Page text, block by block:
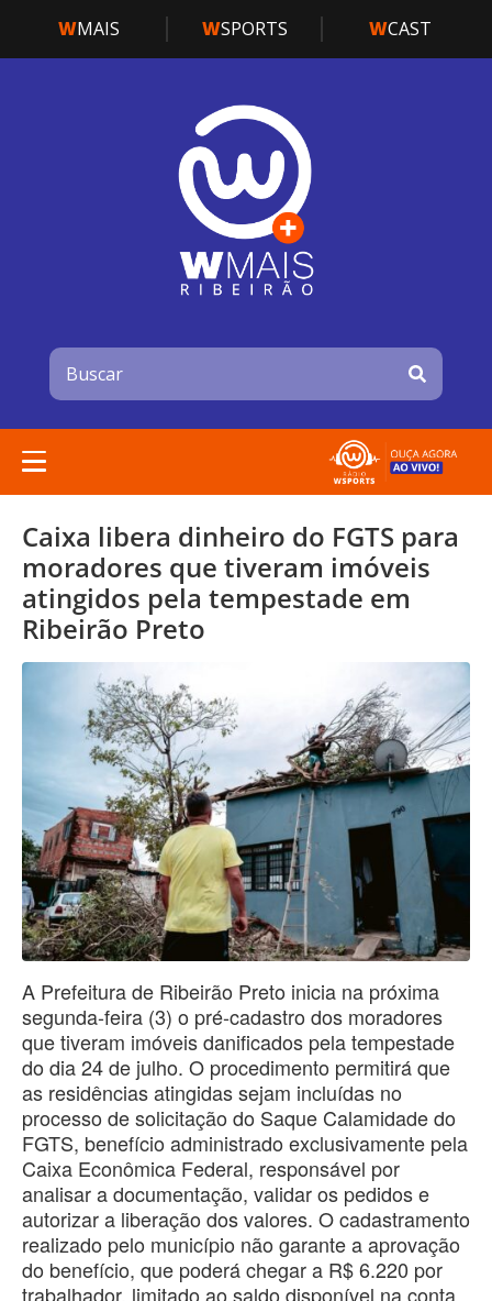
WMAIS WSPORTS WCAST
Caixa libera dinheiro do FGTS para
moradores que tiveram imóveis
atingidos pela tempestade em
Ribeirão Preto
A Prefeitura de Ribeirão Preto inicia na próxima
segunda-feira (3) o pré-cadastro dos moradores
que tiveram imóveis danificados pela tempestade
do dia 24 de julho. O procedimento permitirá que
as residências atingidas sejam incluídas no
processo de solicitação do Saque Calamidade do
FGTS, benefício administrado exclusivamente pela
Caixa Econômica Federal, responsável por
analisar a documentação, validar os pedidos e
autorizar a liberação dos valores. O cadastramento
realizado pelo município não garante a aprovação
do benefício, que poderá chegar a R$ 6.220 por
trabalhador, limitado ao saldo disponível na conta